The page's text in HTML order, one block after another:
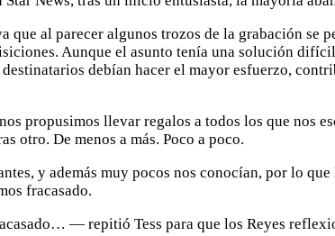
al parecer algunos trozos de la grabación se
Aunque el asunto tenía una solución
debían hacer el mayor esfuerzo,
propusimos llevar regalos a todos los que nos
otro. De menos a más. Poco a poco.
y además muy pocos nos conocían, por lo que
fracasado.
— repitió Tess para que los Reyes